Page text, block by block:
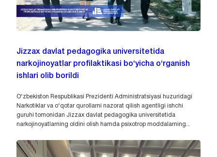
Jizzax davlat pedagogika universitetida
narkojinoyatlar profilaktikasi bo‘yicha o‘rganish
ishlari olib borildi
O‘zbekiston Respublikasi Prezidenti Administratsiyasi huzuridagi
Narkotiklar va o‘qotar qurollarni nazorat qilish agentligi ishchi
guruhi tomonidan Jizzax davlat pedagogika universitetida
narkojinoyatlarning oldini olish hamda psixotrop moddalarning...